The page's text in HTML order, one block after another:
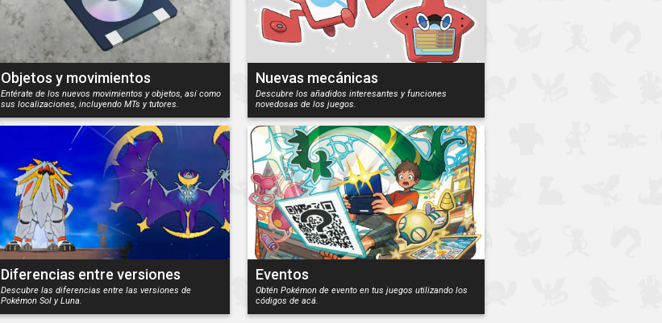
Objetos y movimientos
Entérate de los nuevos movimientos y objetos, así como
sus localizaciones, incluyendo MTs y tutores.
Nuevas mecánicas
Descubre los añadidos interesantes y funciones
novedosas de los juegos.
Diferencias entre versiones
Descubre las diferencias entre las versiones de
Pokémon Sol y Luna.
Eventos
Obtén Pokémon de evento en tus juegos utilizando los
códigos de acá.